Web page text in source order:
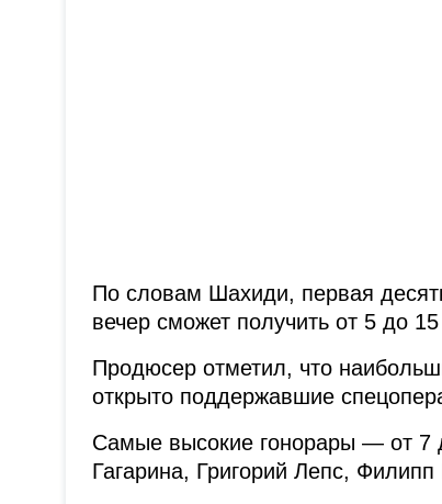
По словам Шахиди, первая
вечер сможет получить от 5 до
Продюсер отметил, что
открыто поддержавшие
Самые высокие гонорары — от
Гагарина, Григорий Лепс,